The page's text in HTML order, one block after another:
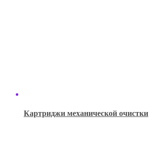
Картриджи механической очистки